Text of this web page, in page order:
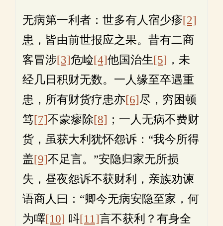
无病第一利者：世多有人宿少疹[2]
患，皆由前世报应之果。昔有二商
客冒涉[3]危崄[4]他国治生[5] ，未
经几日积财无数。一人缘至卒遇重
患，所有财货疗患亦[6]尽，穷困顿
笃[7]不蒙瘳除[8] ；一人无病不费财
货，虽获大利犹怀怨诉：“我今所得
盖[9]不足言。”安隐归家无所损
失，昼夜怨诉不获财利，亲族劝谏
语商人曰：“卿今无病安隐至家，何
为㘁[10] 呌[11]言不获利？有身全